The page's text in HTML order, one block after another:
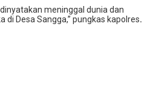
meninggal dunia dan
di Desa Sangga,” pungkas kapolres.